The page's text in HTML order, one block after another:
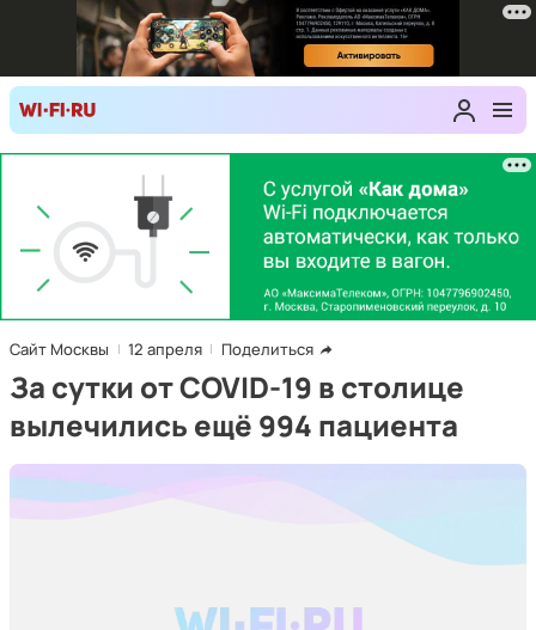
Сайт Москвы 12 апреля Поделиться
За сутки от COVID-19 в столице
вылечились ещё 994 пациента